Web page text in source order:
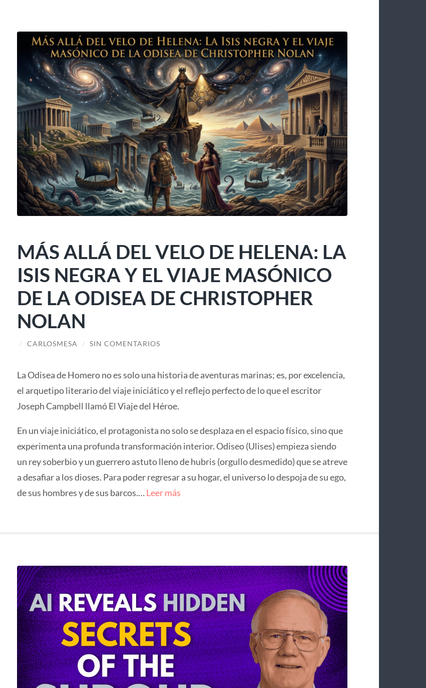
MÁS ALLÁ DEL VELO DE HELENA: LA
ISIS NEGRA Y EL VIAJE MASÓNICO
DE LA ODISEA DE CHRISTOPHER
NOLAN
/ CARLOSMESA / SIN COMENTARIOS
La Odisea de Homero no es solo una historia de aventuras marinas; es, por excelencia,
el arquetipo literario del viaje iniciático y el reflejo perfecto de lo que el escritor
Joseph Campbell llamó El Viaje del Héroe.
En un viaje iniciático, el protagonista no solo se desplaza en el espacio físico, sino que
experimenta una profunda transformación interior. Odiseo (Ulises) empieza siendo
un rey soberbio y un guerrero astuto lleno de hubris (orgullo desmedido) que se atreve
a desafiar a los dioses. Para poder regresar a su hogar, el universo lo despoja de su ego,
de sus hombres y de sus barcos.…Leer más